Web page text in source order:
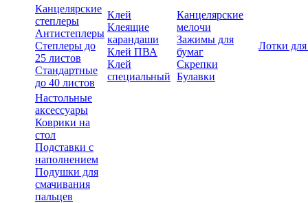
Канцелярские
степлеры
Антистеплеры
Степлеры до
25 листов
Стандартные
до 40 листов
Клей
Клеящие
карандаши
Клей ПВА
Клей
специальный
Канцелярские
мелочи
Зажимы для
бумаг
Скрепки
Булавки
Лотки
Настольные
аксессуары
Коврики на
стол
Подставки с
наполнением
Подушки для
смачивания
пальцев